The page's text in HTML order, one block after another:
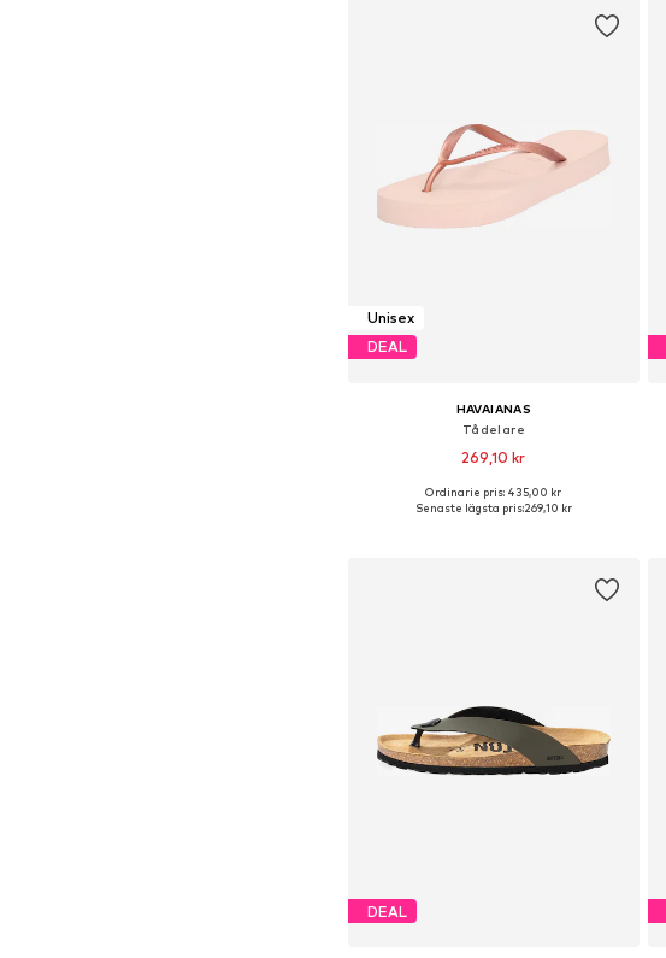
Unisex
DEAL
HAVAIANAS
Tådelare
269,10 kr
Tillgängliga storlekar: 39-40, 41-42, 43-44
Ordinarie pris: 435,00 kr
Senaste lägsta pris:269,10 kr
DEAL